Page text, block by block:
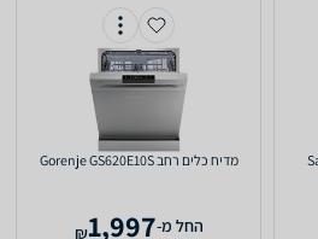
מדיח כלים ‏רחב Gorenje GS620E10S
‫החל מ-1,997
₪